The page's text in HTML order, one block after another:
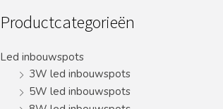
Productcategorieën
Led inbouwspots
3W led inbouwspots
5W led inbouwspots